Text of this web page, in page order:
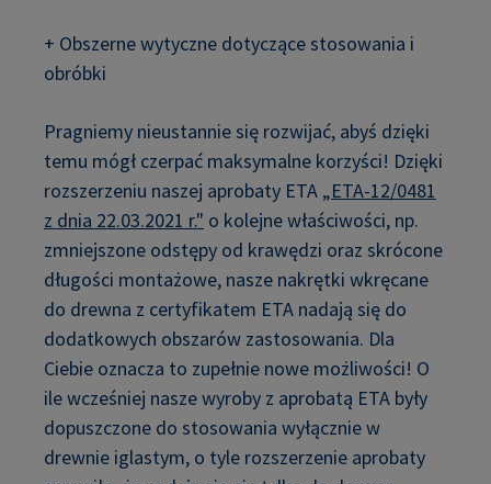
+ Obszerne wytyczne dotyczące stosowania i
obróbki
Pragniemy nieustannie się rozwijać, abyś dzięki
temu mógł czerpać maksymalne korzyści! Dzięki
rozszerzeniu naszej aprobaty ETA „ETA-12/0481
z dnia 22.03.2021 r." o kolejne właściwości, np.
zmniejszone odstępy od krawędzi oraz skrócone
długości montażowe, nasze nakrętki wkręcane
do drewna z certyfikatem ETA nadają się do
dodatkowych obszarów zastosowania. Dla
Ciebie oznacza to zupełnie nowe możliwości! O
ile wcześniej nasze wyroby z aprobatą ETA były
dopuszczone do stosowania wyłącznie w
drewnie iglastym, o tyle rozszerzenie aprobaty